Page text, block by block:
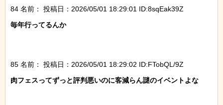
84 名前：
投稿日：2026/05/01 18:29:01 ID:8sqEak39Z
毎年行ってるんか
85 名前：
投稿日：2026/05/01 18:29:02 ID:FTobQL/9Z
肉フェスってずっと評判悪いのに客減らん謎のイベントよな